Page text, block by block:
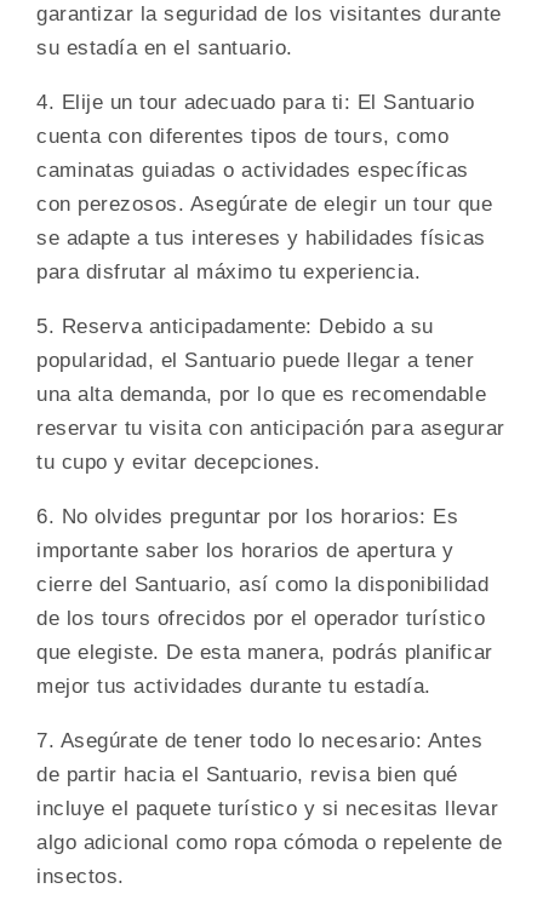
garantizar la seguridad de los visitantes durante
su estadía en el santuario.
4. Elije un tour adecuado para ti: El Santuario
cuenta con diferentes tipos de tours, como
caminatas guiadas o actividades específicas
con perezosos. Asegúrate de elegir un tour que
se adapte a tus intereses y habilidades físicas
para disfrutar al máximo tu experiencia.
5. Reserva anticipadamente: Debido a su
popularidad, el Santuario puede llegar a tener
una alta demanda, por lo que es recomendable
reservar tu visita con anticipación para asegurar
tu cupo y evitar decepciones.
6. No olvides preguntar por los horarios: Es
importante saber los horarios de apertura y
cierre del Santuario, así como la disponibilidad
de los tours ofrecidos por el operador turístico
que elegiste. De esta manera, podrás planificar
mejor tus actividades durante tu estadía.
7. Asegúrate de tener todo lo necesario: Antes
de partir hacia el Santuario, revisa bien qué
incluye el paquete turístico y si necesitas llevar
algo adicional como ropa cómoda o repelente de
insectos.